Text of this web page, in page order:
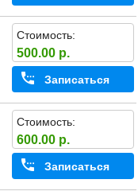
Стоимость:
500.00 р.
Записаться
Стоимость:
600.00 р.
Записаться